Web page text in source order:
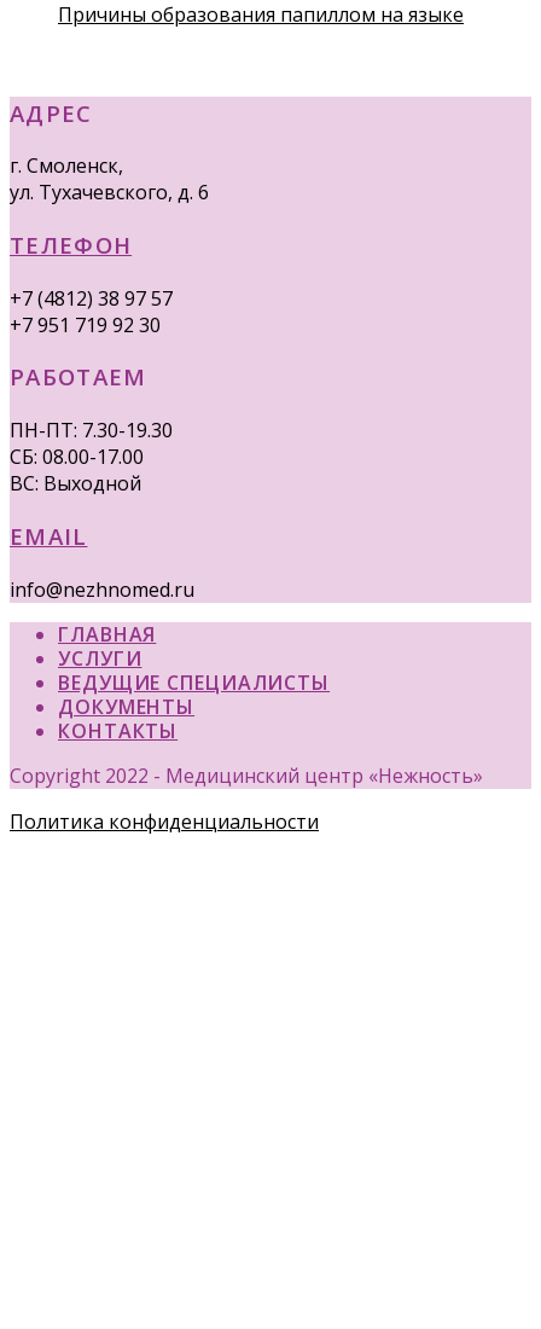
Причины образования папиллом на языке
АДРЕС
г. Смоленск,
ул. Тухачевского, д. 6
ТЕЛЕФОН
+7 (4812) 38 97 57
+7 951 719 92 30
РАБОТАЕМ
ПН-ПТ: 7.30-19.30
СБ: 08.00-17.00
ВС: Выходной
EMAIL
info@nezhnomed.ru
ГЛАВНАЯ
УСЛУГИ
ВЕДУЩИЕ СПЕЦИАЛИСТЫ
ДОКУМЕНТЫ
КОНТАКТЫ
Copyright 2022 - Медицинский центр «Нежность»
Политика конфиденциальности